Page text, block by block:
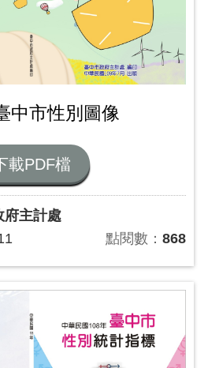
中市性別圖像
載PDF檔
府主計處
點閱數：868